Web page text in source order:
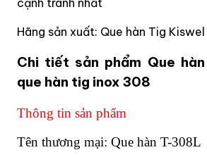
Hãng sản xuất: Que hàn Tig
Chi tiết sản phẩm Que
que hàn tig inox 308
Thông tin sản phẩm
Tên thương mại: Que hàn T-308L